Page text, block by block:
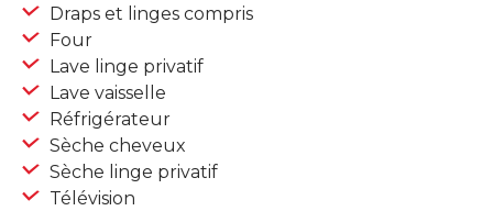
Draps et linges compris
Four
Lave linge privatif
Lave vaisselle
Réfrigérateur
Sèche cheveux
Sèche linge privatif
Télévision